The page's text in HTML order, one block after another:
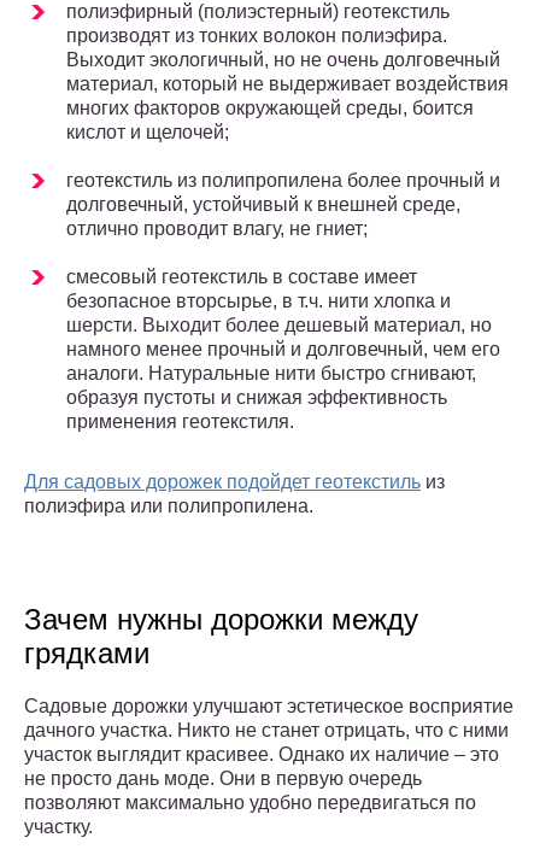
полиэфирный (полиэстерный) геотекстиль
производят из тонких волокон полиэфира.
Выходит экологичный, но не очень долговечный
материал, который не выдерживает воздействия
многих факторов окружающей среды, боится
кислот и щелочей;
геотекстиль из полипропилена более прочный и
долговечный, устойчивый к внешней среде,
отлично проводит влагу, не гниет;
смесовый геотекстиль в составе имеет
безопасное вторсырье, в т.ч. нити хлопка и
шерсти. Выходит более дешевый материал, но
намного менее прочный и долговечный, чем его
аналоги. Натуральные нити быстро сгнивают,
образуя пустоты и снижая эффективность
применения геотекстиля.
Для садовых дорожек подойдет геотекстиль из
полиэфира или полипропилена.
Зачем нужны дорожки между
грядками
Садовые дорожки улучшают эстетическое восприятие
дачного участка. Никто не станет отрицать, что с ними
участок выглядит красивее. Однако их наличие – это
не просто дань моде. Они в первую очередь
позволяют максимально удобно передвигаться по
участку.